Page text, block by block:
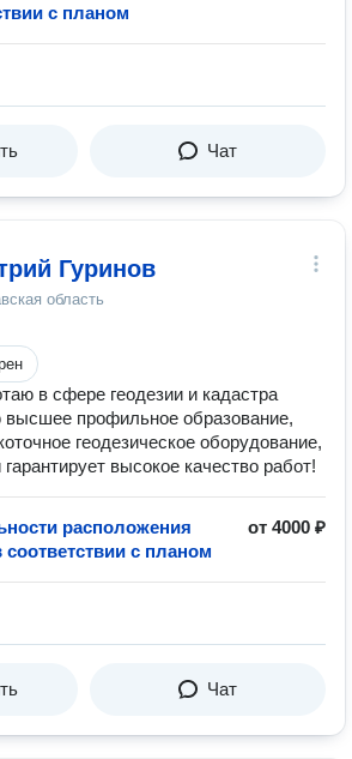
с планом
Чат
Гуринов
область
в сфере геодезии и кадастра
высшее профильное образование,
геодезическое оборудование,
высокое качество работ!
расположения
с планом
от 4000 ₽
Чат